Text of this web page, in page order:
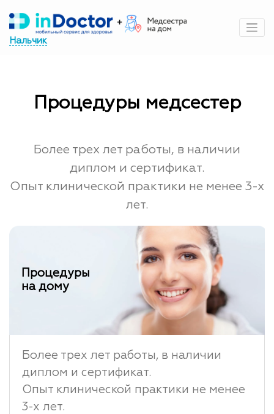
содержимому
Нальчик
Процедуры медсестер
Более трех лет работы, в наличии
диплом и сертификат.
Опыт клинической практики не менее 3-х
лет.
Процедуры
на дому
Более трех лет работы, в наличии
диплом и сертификат.
Опыт клинической практики не менее
3-х лет.